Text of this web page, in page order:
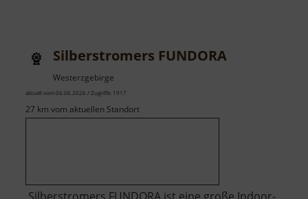
Silberstromers FUNDORA
Westerzgebirge
aktuell vom 06.06.2026 / Zugriffe: 1917
27 km vom aktuellen Standort